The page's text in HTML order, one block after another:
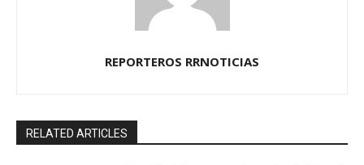
REPORTEROS RRNOTICIAS
RELATED ARTICLES